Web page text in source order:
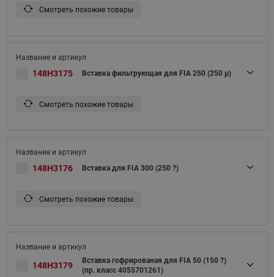
Смотреть похожие товары
148H3175 Вставка фильтрующая для FIA 250 (250 μ)
Смотреть похожие товары
148H3176 Вставка для FIA 300 (250 ?)
Смотреть похожие товары
148H3179
Вставка гофрированая для FIA 50 (150 ?)
(пр. класс 4055701261)